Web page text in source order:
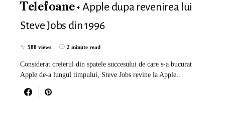
Telefoane
Apple dupa revenirea lui
Steve Jobs din 1996
580 views 2 minute read
Considerat creierul din spatele succesului de care s-a bucurat
Apple de-a lungul timpului, Steve Jobs revine la Apple…